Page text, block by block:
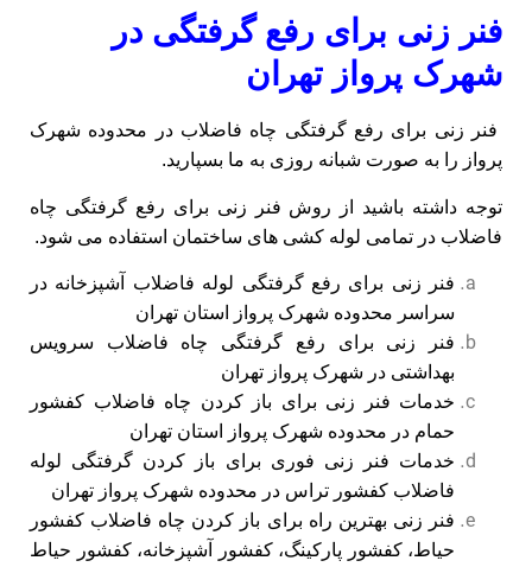
فنر زنی برای رفع گرفتگی در
شهرک پرواز تهران
فنر زنی برای رفع گرفتگی چاه فاضلاب در محدوده شهرک
پرواز را به صورت شبانه روزی به ما بسپارید.
توجه داشته باشید از روش فنر زنی برای رفع گرفتگی چاه
فاضلاب در تمامی لوله کشی های ساختمان استفاده می شود.
فنر زنی برای رفع گرفتگی لوله فاضلاب آشپزخانه در
سراسر محدوده شهرک پرواز استان تهران
فنر زنی برای رفع گرفتگی چاه فاضلاب سرویس
بهداشتی در شهرک پرواز تهران
خدمات فنر زنی برای باز کردن چاه فاضلاب کفشور
حمام در محدوده شهرک پرواز استان تهران
خدمات فنر زنی فوری برای باز کردن گرفتگی لوله
فاضلاب کفشور تراس در محدوده شهرک پرواز تهران
فنر زنی بهترین راه برای باز کردن چاه فاضلاب کفشور
حیاط، کفشور پارکینگ، کفشور آشپزخانه، کفشور حیاط